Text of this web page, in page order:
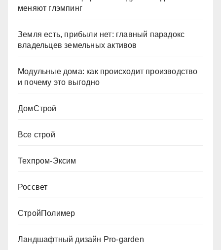
меняют глэмпинг
Земля есть, прибыли нет: главный парадокс
владельцев земельных активов
Модульные дома: как происходит производство
и почему это выгодно
ДомСтрой
Все строй
Техпром-Эксим
Россвет
СтройПолимер
Ландшафтный дизайн Pro-garden